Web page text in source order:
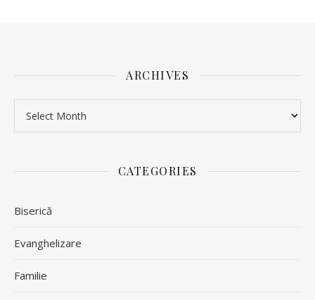
ARCHIVES
CATEGORIES
Biserică
Evanghelizare
Familie